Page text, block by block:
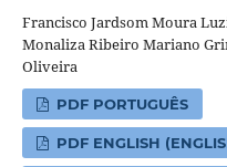
Francisco Jardsom Moura
Monaliza Ribeiro Mariano
Oliveira
PDF PORTUGUÊS
PDF ENGLISH